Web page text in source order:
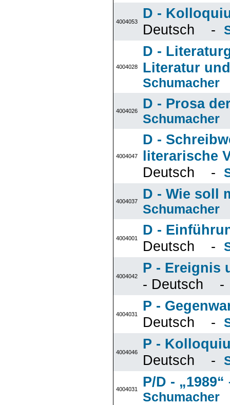
4004053
D -
Deutsch -
4004028
D -
Literatur
Schumacher
4004026 D - Prosa
Schumacher
4004047
D -
literarische
Deutsch -
4004037 D - Wie soll
Schumacher
4004001
D -
Deutsch -
4004042
P - Ereignis
- Deutsch
4004031
P -
Deutsch -
4004046
P -
Deutsch -
4004031 P/D -
Schumacher